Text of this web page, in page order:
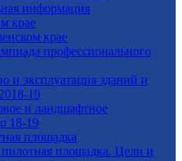
информация
крае
крае
профессионального
и эксплуатация зданий и
19
и ландшафтное
18-19
площадка
площадка. Цели и